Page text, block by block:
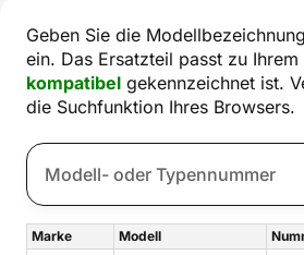
Geben Sie die
ein. Das Ersatzteil passt zu
kompatibel gekennzeichnet ist.
die Suchfunktion Ihres Browsers.
Marke Modell